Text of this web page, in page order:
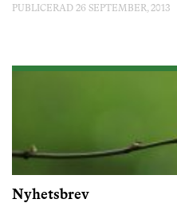
PUBLICERAD 26 SEPTEMBER, 2013
Nyhetsbrev